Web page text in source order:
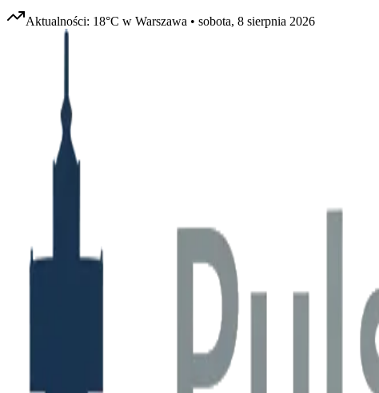
Aktualności: 18°C w Warszawa • sobota, 8 sierpnia 2026